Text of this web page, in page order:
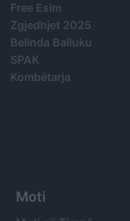
Free Esim
Zgjedhjet 2025
Belinda Balluku
SPAK
Kombëtarja
Moti